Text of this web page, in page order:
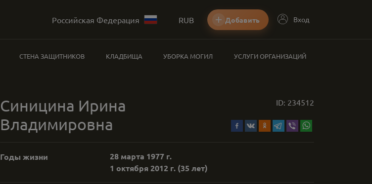
Российская Федерация RUB Добавить Вход
СТЕНА ЗАЩИТНИКОВ КЛАДБИЩА УБОРКА МОГИЛ УСЛУГИ ОРГАНИЗАЦИЙ
Синицина Ирина
Владимировна
ID: 234512
Годы жизни
28 марта 1977 г.
1 октября 2012 г. (35 лет)